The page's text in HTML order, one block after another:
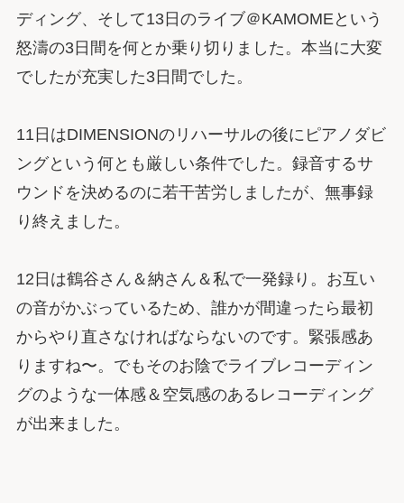
ディング、そして13日のライブ＠KAMOMEという
怒濤の3日間を何とか乗り切りました。本当に大変
でしたが充実した3日間でした。
11日はDIMENSIONのリハーサルの後にピアノダビ
ングという何とも厳しい条件でした。録音するサ
ウンドを決めるのに若干苦労しましたが、無事録
り終えました。
12日は鶴谷さん＆納さん＆私で一発録り。お互い
の音がかぶっているため、誰かが間違ったら最初
からやり直さなければならないのです。緊張感あ
りますね〜。でもそのお陰でライブレコーディン
グのような一体感＆空気感のあるレコーディング
が出来ました。